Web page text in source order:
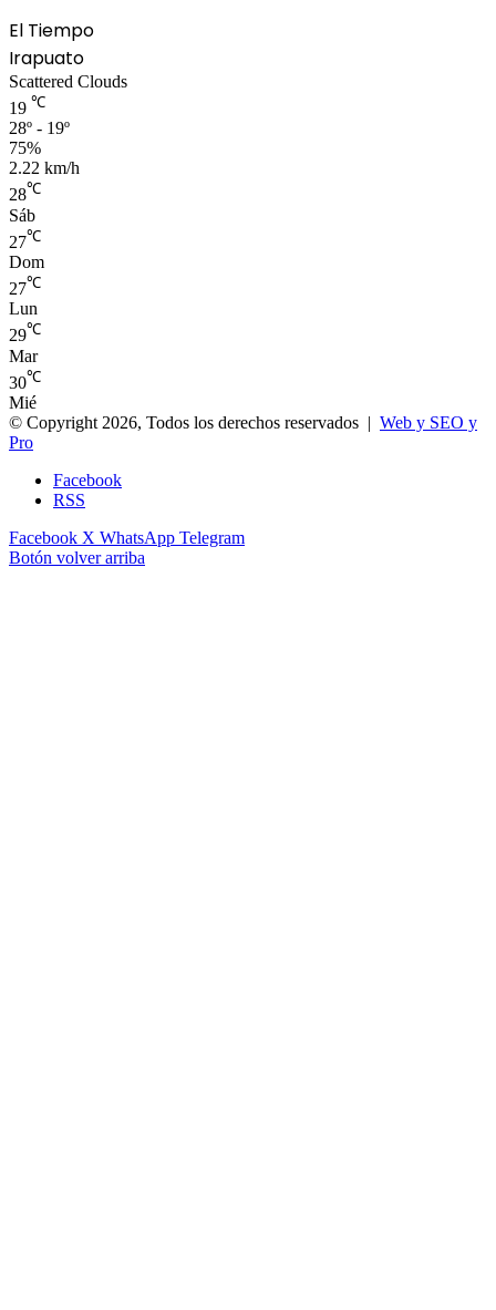
El Tiempo
Irapuato
Scattered Clouds
19 ℃
28º - 19º
75%
2.22 km/h
28℃
Sáb
27℃
Dom
27℃
Lun
29℃
Mar
30℃
Mié
© Copyright 2026, Todos los derechos reservados | Web y SEO y
Pro
Facebook
RSS
Facebook X WhatsApp Telegram
Botón volver arriba